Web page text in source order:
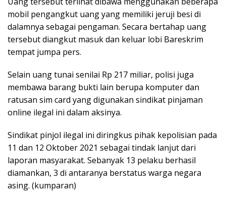
mobil pengangkut uang yang memiliki jeruji besi di
dalamnya sebagai pengaman. Secara bertahap uang
tersebut diangkut masuk dan keluar lobi Bareskrim
tempat jumpa pers.
Selain uang tunai senilai Rp 217 miliar, polisi juga
membawa barang bukti lain berupa komputer dan
ratusan sim card yang digunakan sindikat pinjaman
online ilegal ini dalam aksinya.
Sindikat pinjol ilegal ini diringkus pihak kepolisian pada
11 dan 12 Oktober 2021 sebagai tindak lanjut dari
laporan masyarakat. Sebanyak 13 pelaku berhasil
diamankan, 3 di antaranya berstatus warga negara
asing. (kumparan)